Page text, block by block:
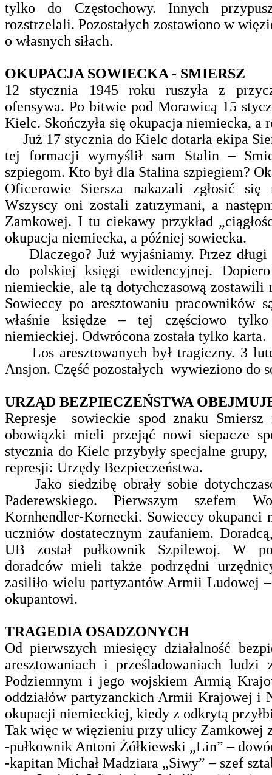
tylko do Częstochowy. Innych
rozstrzelali. Pozostałych zostawiono w
o własnych siłach.
OKUPACJA SOWIECKA - SMIERSZ
12 stycznia 1945 roku ruszyła z
ofensywa. Po bitwie pod Morawicą 15
Kielc. Skończyła się okupacja niemiecka, a
Już 17 stycznia do Kielc dotarła ekipa
tej formacji wymyślił sam Stalin –
szpiegom. Kto był dla Stalina szpiegiem?
Oficerowie Siersza nakazali zgłosić się
Wszyscy oni zostali zatrzymani, a
Zamkowej. I tu ciekawy przykład
okupacja niemiecka, a później sowiecka.
Dlaczego? Już wyjaśniamy. Przez
do polskiej księgi ewidencyjnej.
niemieckie, ale tą dotychczasową zostawili
Sowieccy po aresztowaniu pracowników
właśnie księdze – tej częściowo tylko
niemieckiej. Odwrócona została tylko karta.
Los aresztowanych był tragiczny. 3
Ansjon. Część pozostałych wywieziono do
URZĄD BEZPIECZEŃSTWA
Represje sowieckie spod znaku Smiersz
obowiązki mieli przejąć nowi siepacze
stycznia do Kielc przybyły specjalne
represji: Urzędy Bezpieczeństwa.
Jako siedzibę obrały sobie
Paderewskiego. Pierwszym szefem
Kornhendler-Kornecki. Sowieccy
uczniów dostatecznym zaufaniem.
UB został pułkownik Szpilewoj. W
doradców mieli także podrzędni
zasiliło wielu partyzantów Armii Ludowej
okupantowi.
TRAGEDIA OSADZONYCH
Od pierwszych miesięcy działalność
aresztowaniach i prześladowaniach ludzi
Podziemnym i jego wojskiem Armią
oddziałów partyzanckich Armii Krajowej i
okupacji niemieckiej, kiedy z odkrytą
Tak więc w więzieniu przy ulicy
-pułkownik Antoni Żółkiewski „Lin” –
-kapitan Michał Madziara „Siwy” – szef